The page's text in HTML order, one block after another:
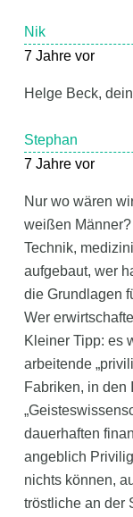
Nik
7 Jahre vor
Helge Beck,
Stephan
7 Jahre vor
Nur wo wären
weißen
Technik,
aufgebaut, wer
die Grundlagen
Wer
Kleiner Tipp: es
arbeitende
Fabriken, in den
dauerhaften
angeblich
nichts können,
tröstliche an der